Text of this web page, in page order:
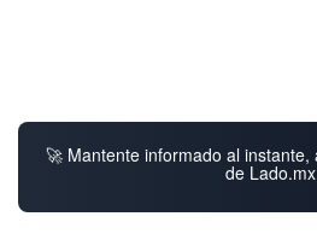
🚀 Mantente informado al instante,
de Lado.mx